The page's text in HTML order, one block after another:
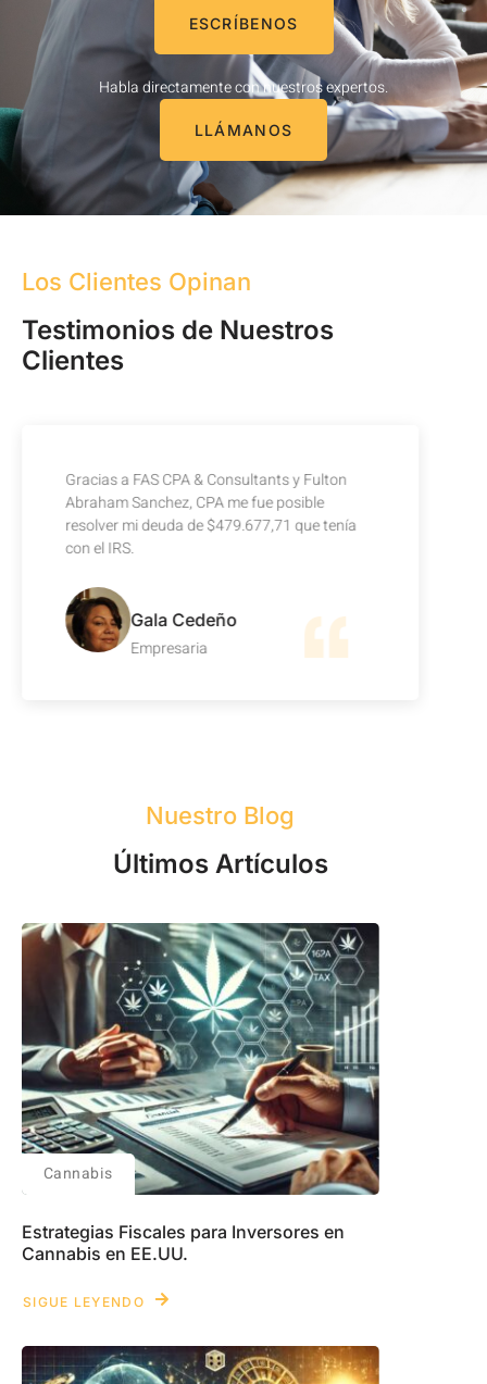
ESCRÍBENOS
Habla directamente con nuestros expertos.
LLÁMANOS
Los Clientes Opinan
Testimonios de Nuestros
Clientes
Gracias a FAS CPA & Consultants y Fulton
Abraham Sanchez, CPA me fue posible
resolver mi deuda de $479.677,71 que tenía
con el IRS.
Gala Cedeño
Empresaria
Nuestro Blog
Últimos Artículos
Cannabis
Estrategias Fiscales para Inversores en
Cannabis en EE.UU.
SIGUE LEYENDO